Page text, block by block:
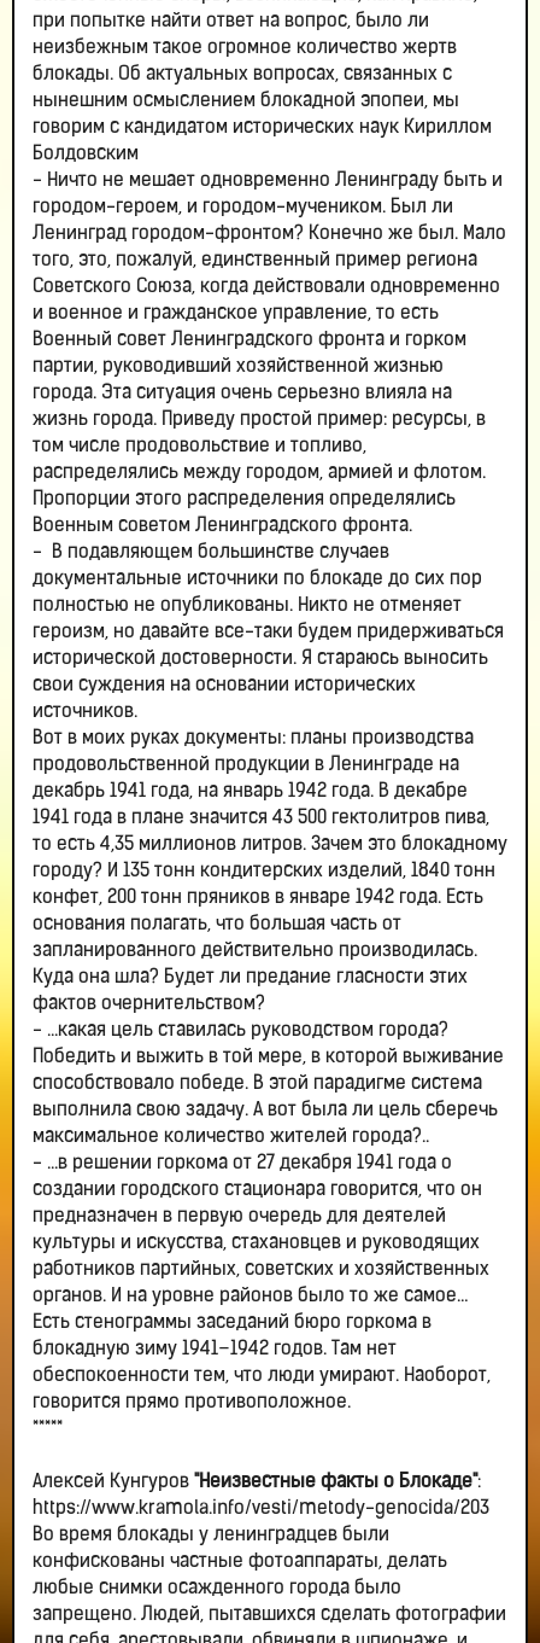
при попытке найти ответ на вопрос, было ли
неизбежным такое огромное количество жертв
блокады. Об актуальных вопросах, связанных с
нынешним осмыслением блокадной эпопеи, мы
говорим с кандидатом исторических наук Кириллом
Болдовским
- Ничто не мешает одновременно Ленинграду быть и
городом-героем, и городом-мучеником. Был ли
Ленинград городом-фронтом? Конечно же был. Мало
того, это, пожалуй, единственный пример региона
Советского Союза, когда действовали одновременно
и военное и гражданское управление, то есть
Военный совет Ленинградского фронта и горком
партии, руководивший хозяйственной жизнью
города. Эта ситуация очень серьезно влияла на
жизнь города. Приведу простой пример: ресурсы, в
том числе продовольствие и топливо,
распределялись между городом, армией и флотом.
Пропорции этого распределения определялись
Военным советом Ленинградского фронта.
- В подавляющем большинстве случаев
документальные источники по блокаде до сих пор
полностью не опубликованы. Никто не отменяет
героизм, но давайте все-таки будем придерживаться
исторической достоверности. Я стараюсь выносить
свои суждения на основании исторических
источников.
Вот в моих руках документы: планы производства
продовольственной продукции в Ленинграде на
декабрь 1941 года, на январь 1942 года. В декабре
1941 года в плане значится 43 500 гектолитров пива,
то есть 4,35 миллионов литров. Зачем это блокадному
городу? И 135 тонн кондитерских изделий, 1840 тонн
конфет, 200 тонн пряников в январе 1942 года. Есть
основания полагать, что большая часть от
запланированного действительно производилась.
Куда она шла? Будет ли предание гласности этих
фактов очернительством?
- ...какая цель ставилась руководством города?
Победить и выжить в той мере, в которой выживание
способствовало победе. В этой парадигме система
выполнила свою задачу. А вот была ли цель сберечь
максимальное количество жителей города?..
- ...в решении горкома от 27 декабря 1941 года о
создании городского стационара говорится, что он
предназначен в первую очередь для деятелей
культуры и искусства, стахановцев и руководящих
работников партийных, советских и хозяйственных
органов. И на уровне районов было то же самое…
Есть стенограммы заседаний бюро горкома в
блокадную зиму 1941–1942 годов. Там нет
обеспокоенности тем, что люди умирают. Наоборот,
говорится прямо противоположное.
*****
Алексей Кунгуров "Неизвестные факты о Блокаде":
https://www.kramola.info/vesti/metody-genocida/203
Во время блокады у ленинградцев были
конфискованы частные фотоаппараты, делать
любые снимки осажденного города было
запрещено. Людей, пытавшихся сделать фотографии